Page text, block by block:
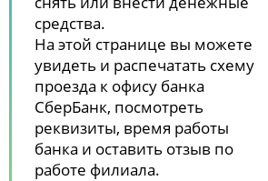
средства.
На этой странице вы можете
увидеть и распечатать схему
проезда к офису банка
СберБанк, посмотреть
реквизиты, время работы
банка и оставить отзыв по
работе филиала.